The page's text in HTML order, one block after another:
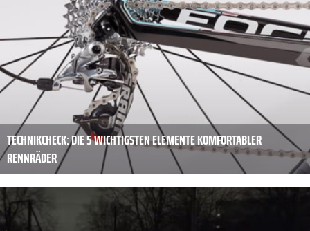
TECHNIKCHECK: DIE 5 WICHTIGSTEN ELEMENTE KOMFORTABLER
RENNRÄDER